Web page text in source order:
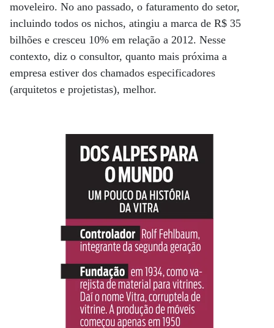
moveleiro. No ano passado, o faturamento do setor,
incluindo todos os nichos, atingiu a marca de R$ 35
bilhões e cresceu 10% em relação a 2012. Nesse
contexto, diz o consultor, quanto mais próxima a
empresa estiver dos chamados especificadores
(arquitetos e projetistas), melhor.